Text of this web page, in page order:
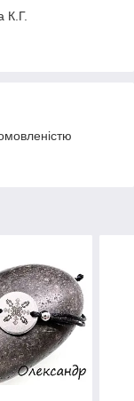
К.Г.